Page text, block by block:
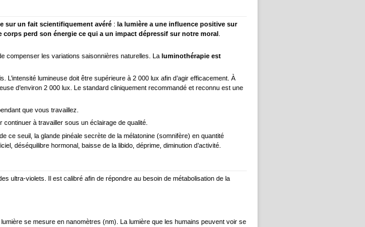
sur un fait scientifiquement avéré: la lumière a une influence positive sur
perd son énergie ce qui a un impact dépressif sur notre moral .
compenser les variations saisonnières naturelles. La luminothérapie est
lumineuse doit être supérieure à 2 000 lux afin d’agir efficacement. À
d’environ 2 000 lux. Le standard cliniquement recommandé et reconnu est une
que vous travaillez.
à travailler sous un éclairage de qualité.
ce seuil, la glande pinéale secrète de la mélatonine (somnifère) en quantité
déséquilibre hormonal, baisse de la libido, déprime, diminution d’activité.
ultra-violets. Il est calibré afin de répondre au besoin de métabolisation de la
se mesure en nanomètres (nm). La lumière que les humains peuvent voir se